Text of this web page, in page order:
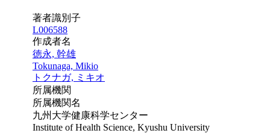
著者識別子
L006588
作成者名
徳永, 幹雄
Tokunaga, Mikio
トクナガ, ミキオ
所属機関
所属機関名
九州大学健康科学センター
Institute of Health Science, Kyushu University